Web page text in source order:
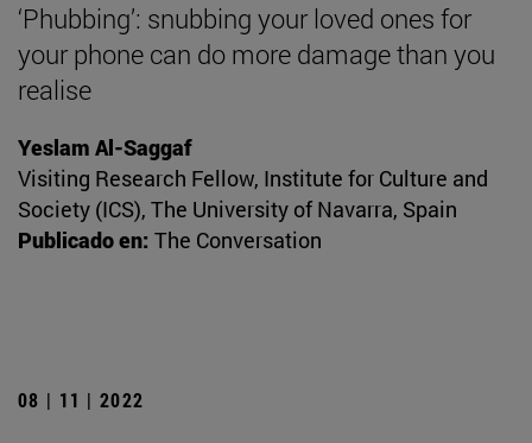
‘Phubbing’: snubbing your loved ones for
your phone can do more damage than you
realise
Yeslam Al-Saggaf
Visiting Research Fellow, Institute for Culture and
Society (ICS), The University of Navarra, Spain
Publicado en: The Conversation
08 | 11 | 2022